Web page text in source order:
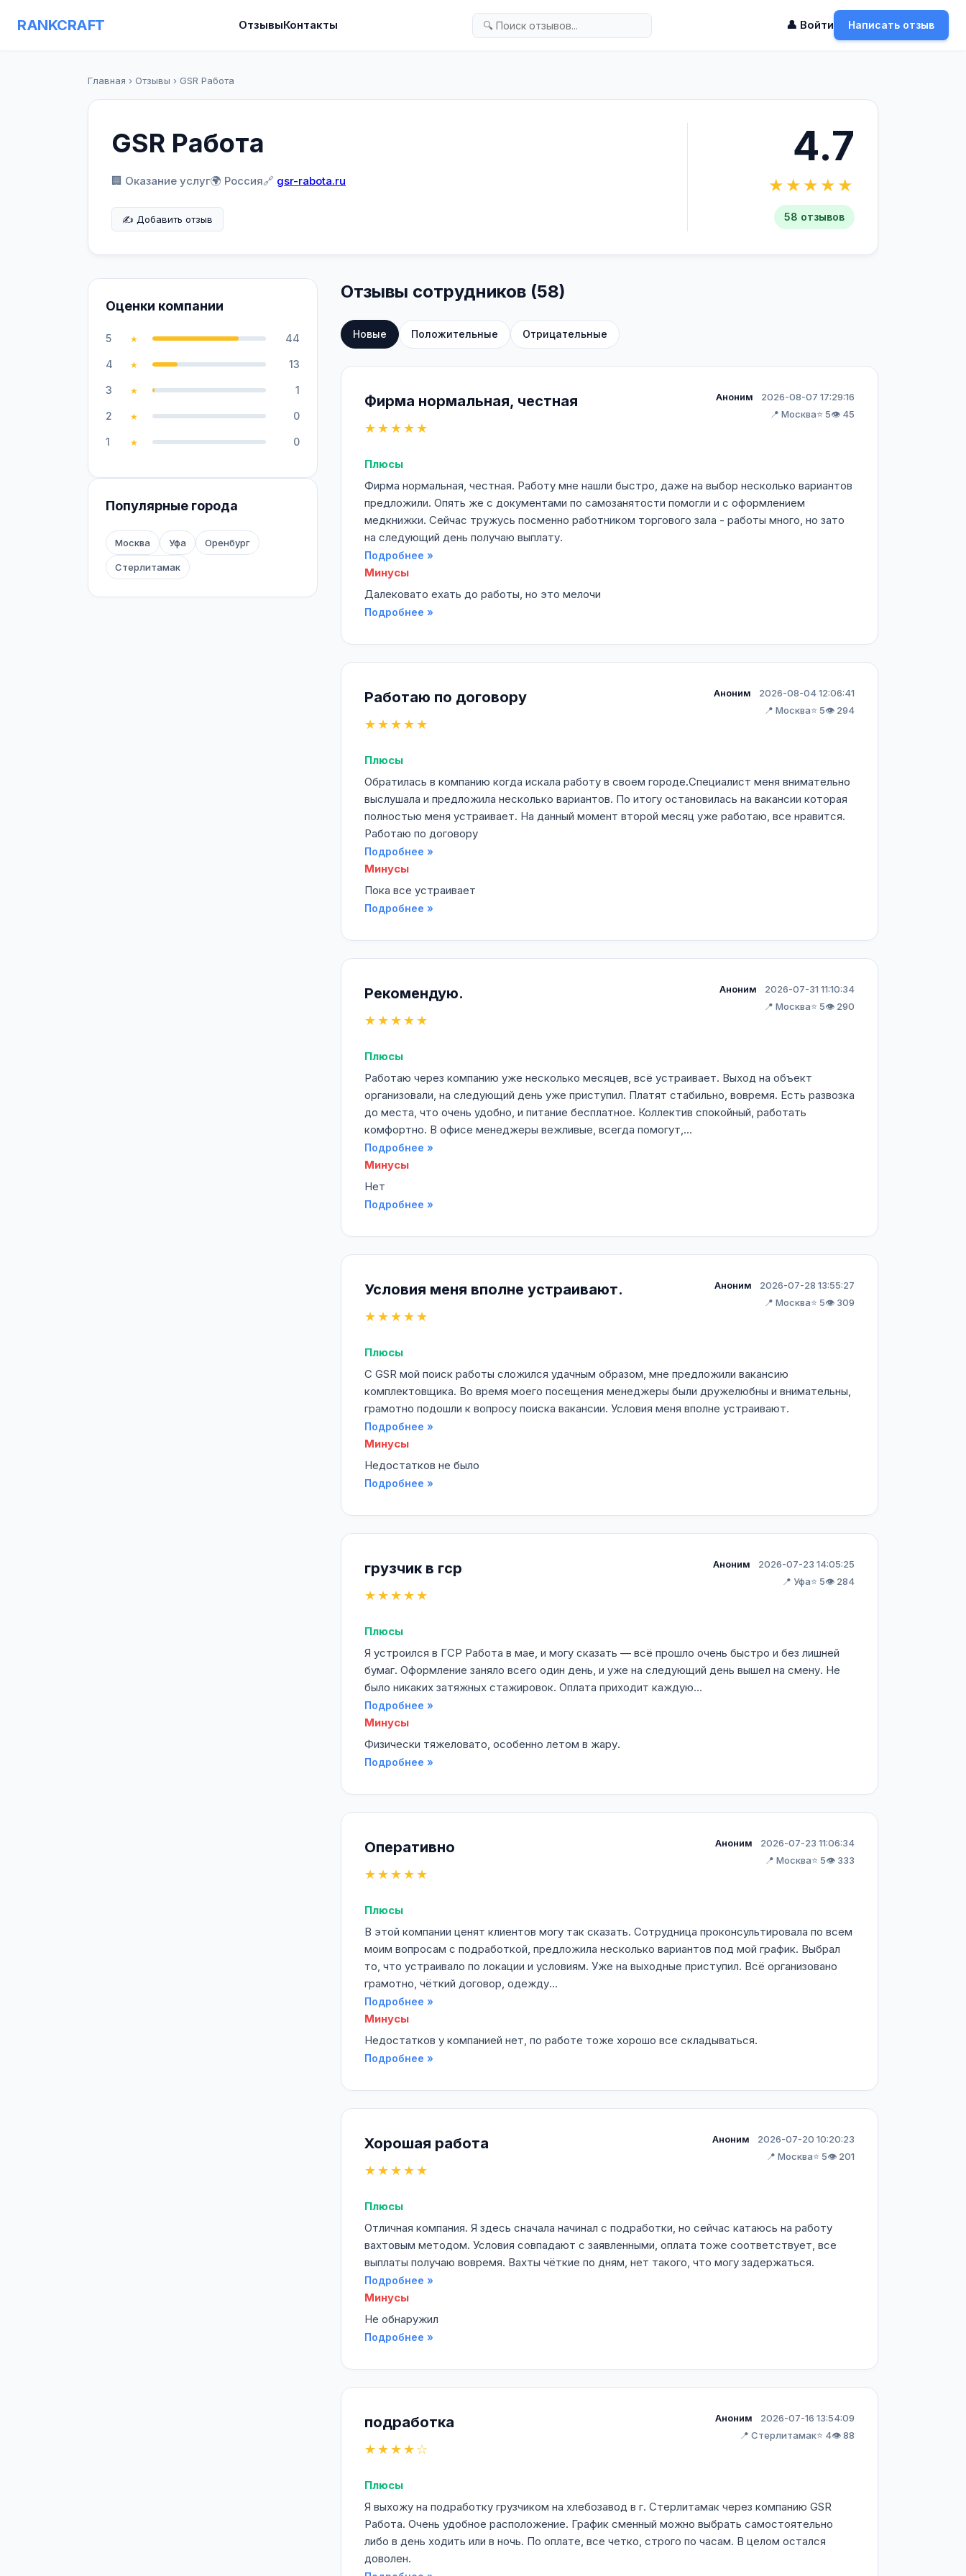
RANKCRAFT ОтзывыКонтакты 👤 Войти Написать отзыв
Главная › Отзывы › GSR Работа
GSR Работа
🏢 Оказание услуг🌍 Россия🔗 gsr-rabota.ru
✍️ Добавить отзыв
4.7
★★★★★
58 отзывов
Оценки компании
5 ★ 44
4 ★ 13
3 ★ 1
2 ★ 0
1 ★ 0
Популярные города
Москва Уфа Оренбург
Стерлитамак
Отзывы сотрудников (58)
Новые Положительные Отрицательные
Фирма нормальная, честная
★★★★★
Аноним
2026-08-07 17:29:16
📍 Москва⭐ 5👁️ 45
Плюсы
Фирма нормальная, честная. Работу мне нашли быстро, даже на выбор несколько вариантов
предложили. Опять же с документами по самозанятости помогли и с оформлением
медкнижки. Сейчас тружусь посменно работником торгового зала - работы много, но зато
на следующий день получаю выплату.
Подробнее »
Минусы
Далековато ехать до работы, но это мелочи
Подробнее »
Работаю по договору
★★★★★
Аноним
2026-08-04 12:06:41
📍 Москва⭐ 5👁️ 294
Плюсы
Обратилась в компанию когда искала работу в своем городе.Специалист меня внимательно
выслушала и предложила несколько вариантов. По итогу остановилась на вакансии которая
полностью меня устраивает. На данный момент второй месяц уже работаю, все нравится.
Работаю по договору
Подробнее »
Минусы
Пока все устраивает
Подробнее »
Рекомендую.
★★★★★
Аноним
2026-07-31 11:10:34
📍 Москва⭐ 5👁️ 290
Плюсы
Работаю через компанию уже несколько месяцев, всё устраивает. Выход на объект
организовали, на следующий день уже приступил. Платят стабильно, вовремя. Есть развозка
до места, что очень удобно, и питание бесплатное. Коллектив спокойный, работать
комфортно. В офисе менеджеры вежливые, всегда помогут,...
Подробнее »
Минусы
Нет
Подробнее »
Условия меня вполне устраивают.
★★★★★
Аноним
2026-07-28 13:55:27
📍 Москва⭐ 5👁️ 309
Плюсы
C GSR мой поиск работы сложился удачным образом, мне предложили вакансию
комплектовщика. Во время моего посещения менеджеры были дружелюбны и внимательны,
грамотно подошли к вопросу поиска вакансии. Условия меня вполне устраивают.
Подробнее »
Минусы
Недостатков не было
Подробнее »
грузчик в гср
★★★★★
Аноним
2026-07-23 14:05:25
📍 Уфа⭐ 5👁️ 284
Плюсы
Я устроился в ГСР Работа в мае, и могу сказать — всё прошло очень быстро и без лишней
бумаг. Оформление заняло всего один день, и уже на следующий день вышел на смену. Не
было никаких затяжных стажировок. Оплата приходит каждую...
Подробнее »
Минусы
Физически тяжеловато, особенно летом в жару.
Подробнее »
Оперативно
★★★★★
Аноним
2026-07-23 11:06:34
📍 Москва⭐ 5👁️ 333
Плюсы
В этой компании ценят клиентов могу так сказать. Сотрудница проконсультировала по всем
моим вопросам с подработкой, предложила несколько вариантов под мой график. Выбрал
то, что устраивало по локации и условиям. Уже на выходные приступил. Всё организовано
грамотно, чёткий договор, одежду...
Подробнее »
Минусы
Недостатков у компанией нет, по работе тоже хорошо все складываться.
Подробнее »
Хорошая работа
★★★★★
Аноним
2026-07-20 10:20:23
📍 Москва⭐ 5👁️ 201
Плюсы
Отличная компания. Я здесь сначала начинал с подработки, но сейчас катаюсь на работу
вахтовым методом. Условия совпадают с заявленными, оплата тоже соответствует, все
выплаты получаю вовремя. Вахты чёткие по дням, нет такого, что могу задержаться.
Подробнее »
Минусы
Не обнаружил
Подробнее »
подработка
★★★★☆
Аноним
2026-07-16 13:54:09
📍 Стерлитамак⭐ 4👁️ 88
Плюсы
Я выхожу на подработку грузчиком на хлебозавод в г. Стерлитамак через компанию GSR
Работа. Очень удобное расположение. График сменный можно выбрать самостоятельно
либо в день ходить или в ночь. По оплате, все четко, строго по часам. В целом остался
доволен.